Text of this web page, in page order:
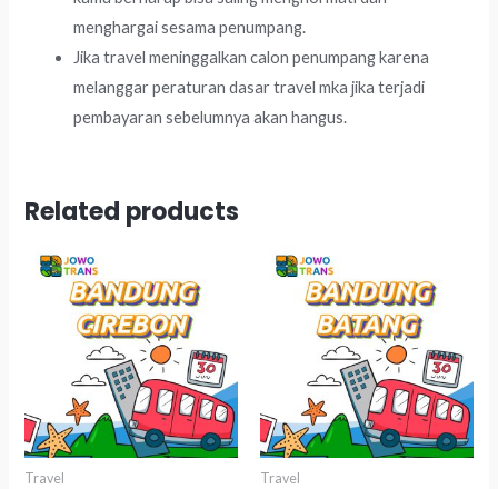
menghargai sesama penumpang.
Jika travel meninggalkan calon penumpang karena
melanggar peraturan dasar travel mka jika terjadi
pembayaran sebelumnya akan hangus.
Related products
Travel Travel